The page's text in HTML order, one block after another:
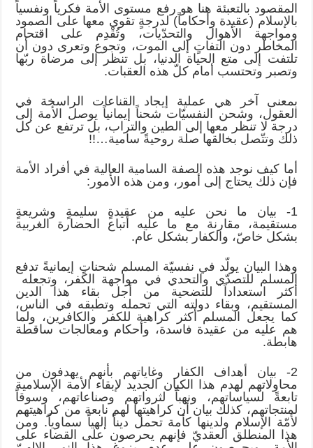
المقصود بالتعبئة هنا هو رفع مستوى الأمة فكرياً ونفسياً
بالإسلام (عقيدة وأحكاماً) لدرجةٍ تقوى معها على الصمود
ومواجهة الأهوال والتحدّيات، وتُقْدِم على اقتحام
المخاطر دون التفاتٍ إلى الموت، وتجوع وتعرى دون أن
تلتفت إلى متع الحياة الدنيا، بل تنظر إلى مرضاة ربّها
وتصبر وتحتسب أمام كلّ هذه العقبات.
بمعنى آخر هي عملية إيجاد القناعات الراسخة في
العقول، وشحن النفسيّات شحناً إيمانياً يوصل الأمة إلى
درجة لا تنظر معها إلى الطين والتراب، بل ترتفع عن كل
ذلك وتتّصل بخالقها صلة روحيةً سامية…!!
أما كيف نوجد هذه الصفة السامية العالية في أفراد الأمة
فإن ذلك يحتاج إلى أمور، ومن هذه الأمور:
1- بيان ما نحن عليه من عقيدةٍ سليمةٍ وشريعةٍ
مستقيمة، مقارنة مع ما عليه أتباع الحضارة الغربية
بشكل خاصّ، والكفار بشكل عام.
وهذا البيان يولّد في نفسيّة المسلم شحناتٍ إيمانيةً تدفع
المسلم للتصدّي والتحدي في مواجهة الكفر، وتجعله
أكثر استعداداً للتضحية من أجل بقاء هذا الدين
المستقيم، وبقاء دولته التي تحمله وتطبقه في الناس،
كما يجعل المسلم أكثر كراهية للكفر والكافرين، ولما
هم عليه من عقيدة فاسدة، وأحكام ومعالجات ساقطة
هابطة.
2- بيان أهداف الكفار وغاياتهم بأنهم يهدفون من
محاولاتهم لهدم هذا الكيان الجديد لإبقاء الأمة الإسلامية
تابعةً لسياساتهم، ونهباً لثرواتهم وصناعاتهم، وسوقاً
لمنتجاتهم، كذلك بيان أن كراهيتها لهم نابعة من كراهيتهم
لأمّة الإسلام ولدينها كأمة تحمل ديناً إلهياً سماوياً. ومن
هذا المنطلق العقديّ فإنهم يحرصون على القضاء على